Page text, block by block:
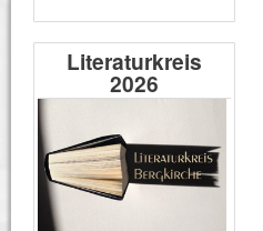
Literaturkreis
2026